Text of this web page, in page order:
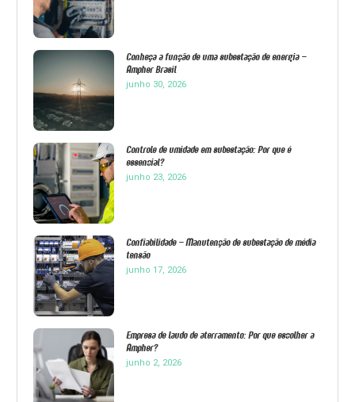
Conheça a função de uma subestação de energia –
Ampher Brasil
junho 30, 2026
Controle de umidade em subestação: Por que é
essencial?
junho 23, 2026
Confiabilidade – Manutenção de subestação de média
tensão
junho 17, 2026
Empresa de laudo de aterramento: Por que escolher a
Ampher?
junho 2, 2026